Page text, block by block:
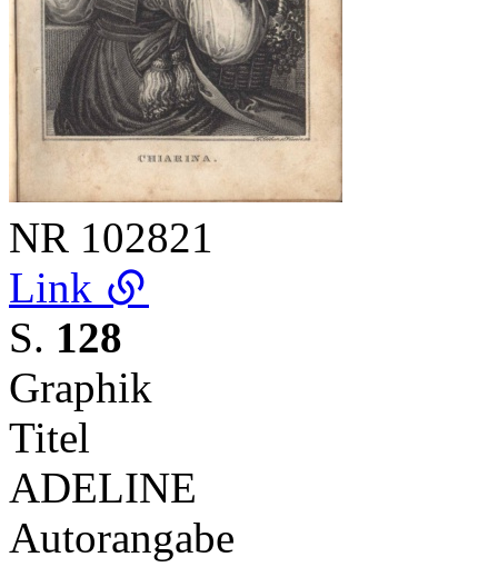
NR 102821
Link
S. 128
Graphik
Titel
ADELINE
Autorangabe